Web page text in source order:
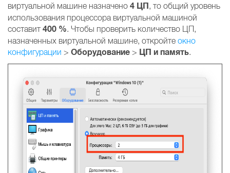
виртуальной машине назначено 4 ЦП, то общий уровень
использования процессора виртуальной машиной
составит 400 %. Чтобы проверить количество ЦП,
назначенных виртуальной машине, откройте окно
конфигурации > Оборудование > ЦП и память.